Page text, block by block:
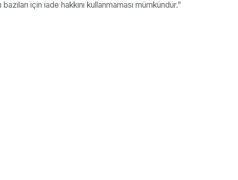
için iade hakkını kullanmaması mümkündür.”